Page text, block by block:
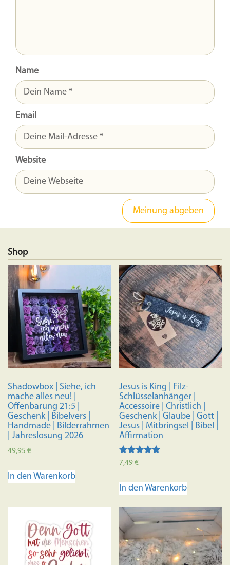
Name
Email
Website
Shop
Shadowbox | Siehe, ich
mache alles neu! |
Offenbarung 21:5 |
Geschenk | Bibelvers |
Handmade | Bilderrahmen
| Jahreslosung 2026
49,95 €
In den Warenkorb
Jesus is King | Filz-
Schlüsselanhänger |
Accessoire | Christlich |
Geschenk | Glaube | Gott |
Jesus | Mitbringsel | Bibel |
Affirmation
Bewertet mit
7,49€
In den Warenkorb